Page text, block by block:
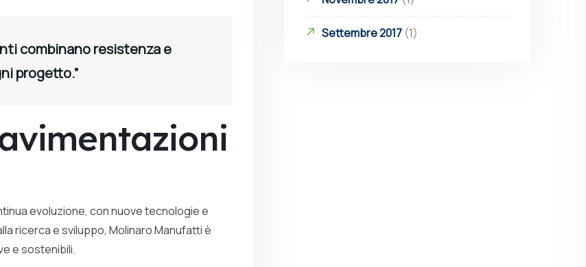
combinano resistenza e
progetto.”
evoluzione, con nuove tecnologie e
ricerca e sviluppo, Molinaro Manufatti è
e sostenibili.
Settembre 2017(1)